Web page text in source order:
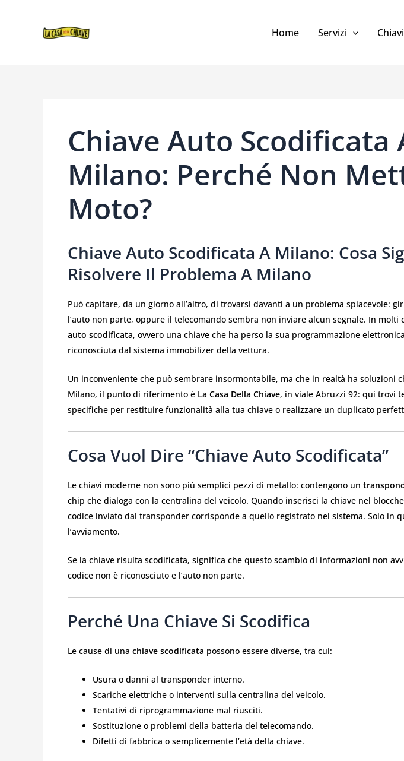
CONTENUTO
Home Servizi
Chiave Auto Scodificata
Milano: Perché Non
Moto?
Chiave Auto Scodificata A Milano: Cosa
Risolvere Il Problema A Milano
Può capitare, da un giorno all’altro, di trovarsi davanti a un problema spiacevole:
l’auto non parte, oppure il telecomando sembra non inviare alcun segnale. In molti
auto scodificata, ovvero una chiave che ha perso la sua programmazione
riconosciuta dal sistema immobilizer della vettura.
Un inconveniente che può sembrare insormontabile, ma che in realtà ha soluzioni
Milano, il punto di riferimento è La Casa Della Chiave, in viale Abruzzi 92: qui trovi
specifiche per restituire funzionalità alla tua chiave o realizzare un duplicato
Cosa Vuol Dire “chiave Auto Scodificata”
Le chiavi moderne non sono più semplici pezzi di metallo: contengono un
chip che dialoga con la centralina del veicolo. Quando inserisci la chiave nel
codice inviato dal transponder corrisponde a quello registrato nel sistema. Solo in
l’avviamento.
Se la chiave risulta scodificata, significa che questo scambio di informazioni non
codice non è riconosciuto e l’auto non parte.
Perché Una Chiave Si Scodifica
Le cause di una chiave scodificata possono essere diverse, tra cui:
Usura o danni al transponder interno.
Scariche elettriche o interventi sulla centralina del veicolo.
Tentativi di riprogrammazione mal riusciti.
Sostituzione o problemi della batteria del telecomando.
Difetti di fabbrica o semplicemente l’età della chiave.